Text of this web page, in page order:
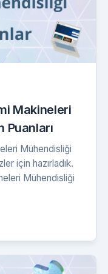
Makineleri
Puanları
Mühendisliği
için hazırladık.
Mühendisliği